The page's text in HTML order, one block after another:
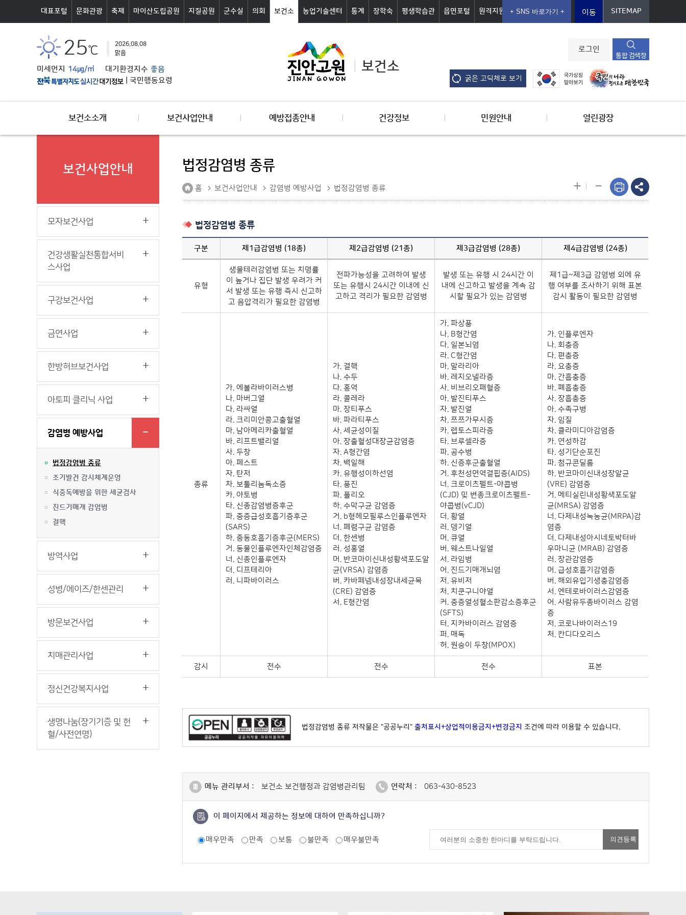
대표포털 문화관광 축제 마이산도립공원 지질공원 군수실 의회 보건소 농업기술센터 통계 장학숙 평생학습관 읍면포털 원격지원 이동 SITEMAP
25℃
2026.08.08
맑음
미세먼지 14㎍/㎥ 대기환경지수 좋음
국민행동요령
보건소
로그인
통합 검색창
굵은 고딕체로 보기
보건소소개 보건사업안내 예방접종안내 건강정보 민원안내 열린광장
보건사업안내
모자보건사업
건강생활실천통합서비
스사업
구강보건사업
금연사업
한방허브보건사업
아토피 클리닉 사업
감염병 예방사업
법정감염병 종류
조기발견 감시체계운영
식중독예방을 위한 세균검사
진드기매개 감염병
결핵
방역사업
성병/에이즈/한센관리
방문보건사업
치매관리사업
정신건강복지사업
생명나눔(장기기증 및 헌
혈/사전연명)
법정감염병 종류
홈 보건사업안내 감염병 예방사업 법정감염병 종류 + -
법정감염병 종류
구분 제1급감염병 (18종) 제2급감염병 (21종) 제3급감염병 (28종) 제4급감염병 (24종)
유형
생물테러감염병 또는 치명률
이 높거나 집단 발생 우려가 커
서 발생 또는 유행 즉시 신고하
고 음압격리가 필요한 감염병
전파가능성을 고려하여 발생
또는 유행시 24시간 이내에 신
고하고 격리가 필요한 감염병
발생 또는 유행 시 24시간 이
내에 신고하고 발생을 계속 감
시할 필요가 있는 감염병
제1급~제3급 감염병 외에 유
행 여부를 조사하기 위해 표본
감시 활동이 필요한 감염병
종류
가. 에볼라바이러스병
나. 마버그열
다. 라싸열
라. 크리미안콩고출혈열
마. 남아메리카출혈열
바. 리프트밸리열
사. 두창
아. 페스트
자. 탄저
차. 보툴리눔독소증
카. 야토병
타. 신종감염병증후군
파. 중증급성호흡기증후군
(SARS)
하. 중동호흡기증후군(MERS)
거. 동물인플루엔자인체감염증
너. 신종인플루엔자
더. 디프테리아
러. 니파바이러스
가. 결핵
나. 수두
다. 홍역
라. 콜레라
마. 장티푸스
바. 파라티푸스
사. 세균성이질
아. 장출혈성대장균감염증
자. A형간염
차. 백일해
카. 유행성이하선염
타. 풍진
파. 폴리오
하. 수막구균 감염증
거. b형헤모필루스인플루엔자
너. 폐렴구균 감염증
더. 한센병
러. 성홍열
머. 반코마이신내성황색포도알
균(VRSA) 감염증
버. 카바페넴내성장내세균목
(CRE) 감염증
서. E형간염
가. 파상풍
나. B형간염
다. 일본뇌염
라. C형간염
마. 말라리아
바. 레지오넬라증
사. 비브리오패혈증
아. 발진티푸스
자. 발진열
차. 쯔쯔가무시증
카. 렙토스피라증
타. 브루셀라증
파. 공수병
하. 신증후군출혈열
거. 후천성면역결핍증(AIDS)
너. 크로이츠펠트-야콥병
(CJD) 및 변종크로이츠펠트-
야콥병(vCJD)
더. 황열
러. 뎅기열
머. 큐열
버. 웨스트나일열
서. 라임병
어. 진드기매개뇌염
저. 유비저
처. 치쿤구니야열
커. 중증열성혈소판감소증후군
(SFTS)
터. 지카바이러스 감염증
퍼. 매독
허. 원숭이 두창(MPOX)
가. 인플루엔자
나. 회충증
다. 편충증
라. 요충증
마. 간흡충증
바. 폐흡충증
사. 장흡충증
아. 수족구병
자. 임질
차. 클라미디아감염증
카. 연성하감
타. 성기단순포진
파. 첨규콘딜롬
하. 반코마이신내성장알균
(VRE) 감염증
거. 메티실린내성황색포도알
균(MRSA) 감염증
너. 다제내성녹농균(MRPA)감
염증
더. 다제내성아시네토박터바
우마니균 (MRAB) 감염증
러. 장관감염증
머. 급성호흡기감염증
버. 해외유입기생충감염증
서. 엔테로바이러스감염증
어. 사람유두종바이러스 감염
증
저. 코로나바이러스19
처. 칸디다오리스
감시 전수 전수 전수 표본
법정감염병 종류 저작물은 "공공누리" 출처표시+상업적이용금지+변경금지 조건에 따라 이용할 수 있습니다.
메뉴 관리부서 : 보건소 보건행정과 감염병관리팀 연락처 : 063-430-8523
이 페이지에서 제공하는 정보에 대하여 만족하십니까?
매우만족 만족 보통 불만족 매우불만족